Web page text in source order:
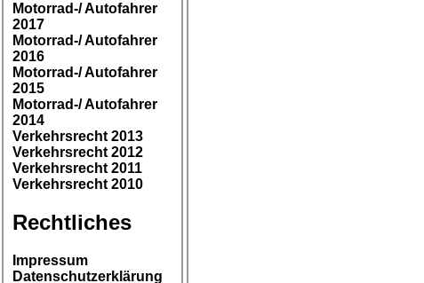
Motorrad-/ Autofahrer
2017
Motorrad-/ Autofahrer
2016
Motorrad-/ Autofahrer
2015
Motorrad-/ Autofahrer
2014
Verkehrsrecht 2013
Verkehrsrecht 2012
Verkehrsrecht 2011
Verkehrsrecht 2010
Rechtliches
Impressum
Datenschutzerklärung